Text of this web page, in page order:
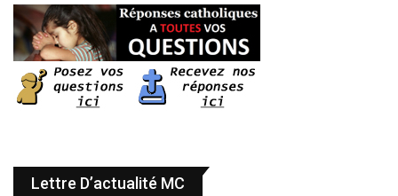
Lettre D’actualité MC